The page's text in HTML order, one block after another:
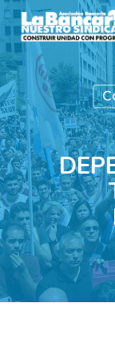
Skip
to
main
content